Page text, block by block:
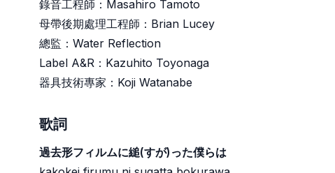
錄音工程師：Masahiro Tamoto
母帶後期處理工程師：Brian Lucey
總監：Water Reflection
Label A&R：Kazuhito Toyonaga
器具技術專家：Koji Watanabe
歌詞
過去形フィルムに縋(すが)った僕らは